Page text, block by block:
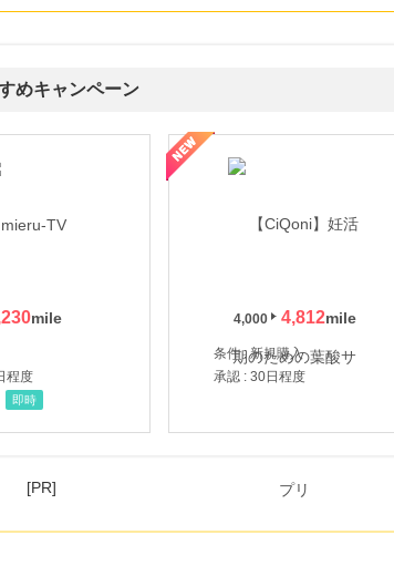
めキャンペーン
程度
即時
4,000 4,812
条件 : 新規購入
承認 : 30日程度
スーツケース・バッグ
デオドライブ】創業70年の信頼と高価買取を実現！ブ
[PR]